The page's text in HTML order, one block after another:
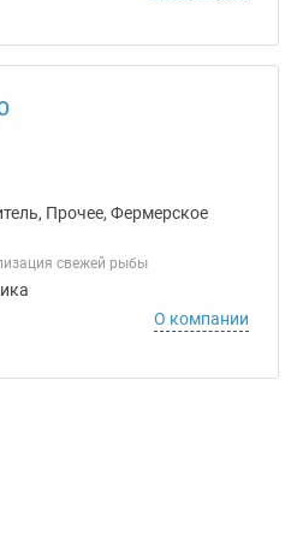
Прочее, Фермерское
свежей рыбы
О компании